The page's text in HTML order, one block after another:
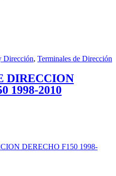
Dirección, Terminales de Dirección
DIRECCION
1998-2010
DERECHO F150 1998-